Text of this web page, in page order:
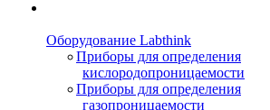
Оборудование Labthink
Приборы для определения
кислородопроницаемости
Приборы для определения
газопроницаемости